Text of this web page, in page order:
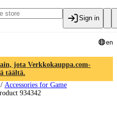
Sign in
en
jota Verkkokauppa.com-
täältä.
/ Accessories for Game
934342